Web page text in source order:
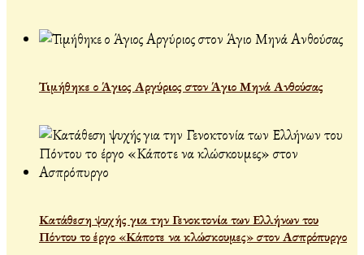
Τιμήθηκε ο Άγιος Αργύριος στον Άγιο Μηνά Ανθούσας
Κατάθεση ψυχής για την Γενοκτονία των Ελλήνων του
Πόντου το έργο «Κάποτε να κλώσκουμες» στον Ασπρόπυργο